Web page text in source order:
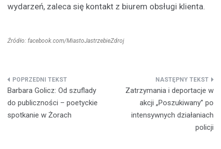
wydarzeń, zaleca się kontakt z biurem obsługi klienta.
Źródło: facebook.com/MiastoJastrzebieZdroj
Nawigacja
wpisu
Barbara Golicz: Od szuflady
do publiczności – poetyckie
spotkanie w Żorach
Zatrzymania i deportacje w
akcji „Poszukiwany” po
intensywnych działaniach
policji